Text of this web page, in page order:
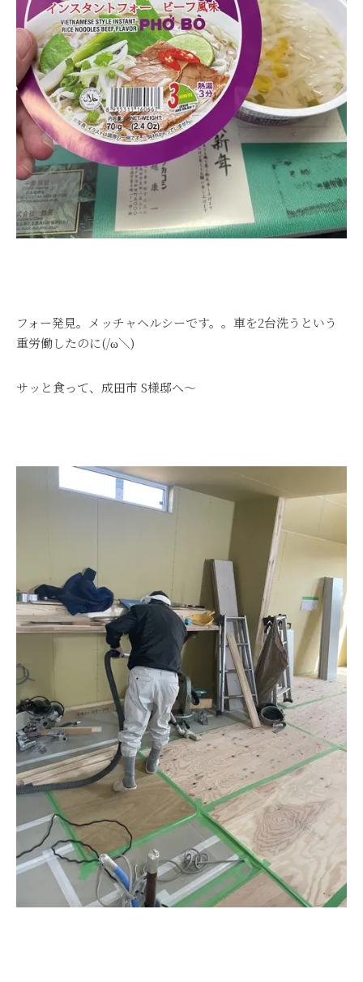
フォー発見。メッチャヘルシーです。。車を2台洗うという
重労働したのに(/ω＼)
サッと食って、成田市 S様邸へ～